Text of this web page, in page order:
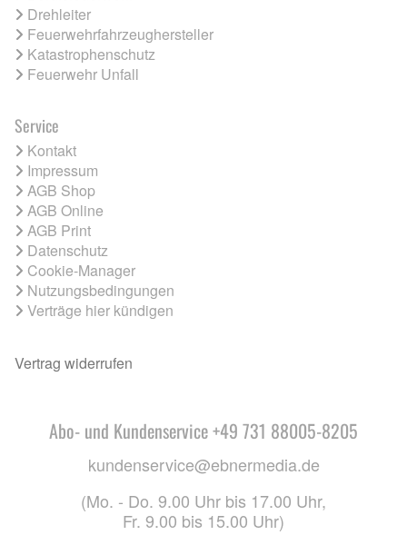
Drehleiter
Feuerwehrfahrzeughersteller
Katastrophenschutz
Feuerwehr Unfall
Service
Kontakt
Impressum
AGB Shop
AGB Online
AGB Print
Datenschutz
Cookie-Manager
Nutzungsbedingungen
Verträge hier kündigen
Vertrag widerrufen
Abo- und Kundenservice +49 731 88005-8205
kundenservice@ebnermedia.de
(Mo. - Do. 9.00 Uhr bis 17.00 Uhr,
Fr. 9.00 bis 15.00 Uhr)